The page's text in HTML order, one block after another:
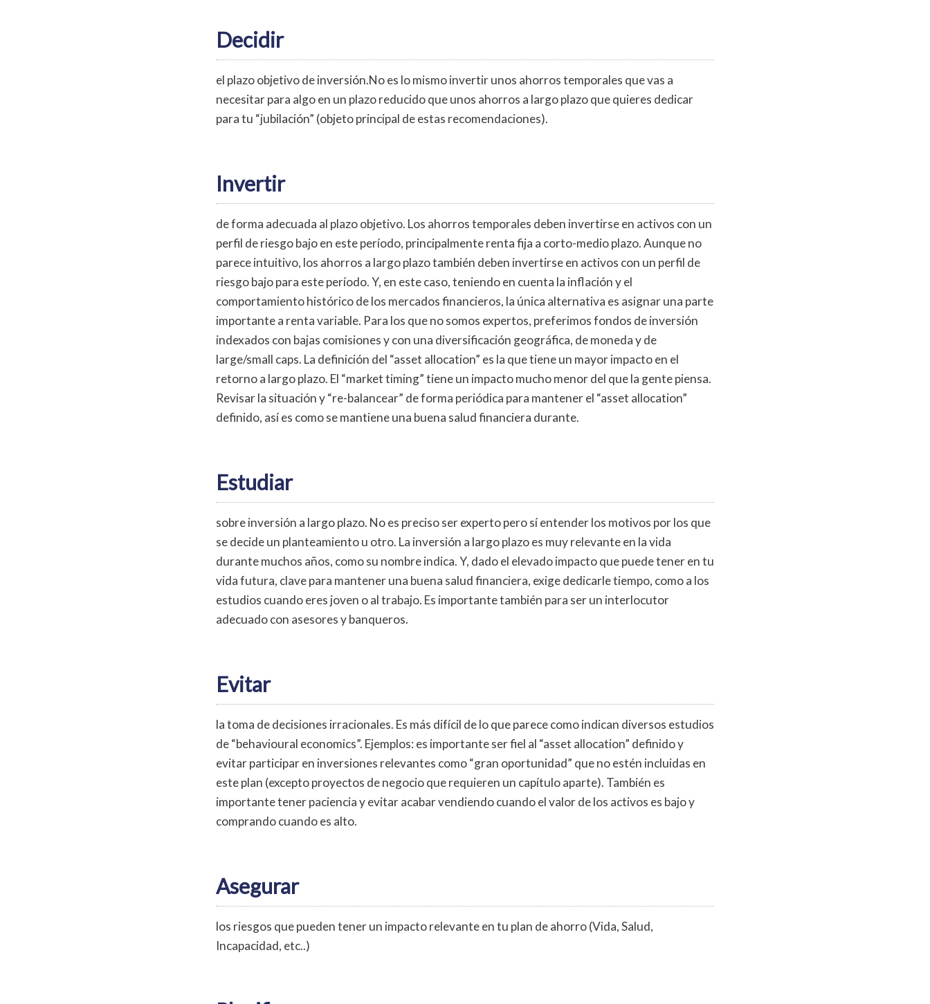
Decidir
el plazo objetivo de inversión.No es lo mismo invertir unos ahorros temporales que vas a
necesitar para algo en un plazo reducido que unos ahorros a largo plazo que quieres dedicar
para tu “jubilación” (objeto principal de estas recomendaciones).
Invertir
de forma adecuada al plazo objetivo. Los ahorros temporales deben invertirse en activos con un
perfil de riesgo bajo en este período, principalmente renta fija a corto-medio plazo. Aunque no
parece intuitivo, los ahorros a largo plazo también deben invertirse en activos con un perfil de
riesgo bajo para este período. Y, en este caso, teniendo en cuenta la inflación y el
comportamiento histórico de los mercados financieros, la única alternativa es asignar una parte
importante a renta variable. Para los que no somos expertos, preferimos fondos de inversión
indexados con bajas comisiones y con una diversificación geográfica, de moneda y de
large/small caps. La definición del “asset allocation” es la que tiene un mayor impacto en el
retorno a largo plazo. El “market timing” tiene un impacto mucho menor del que la gente piensa.
Revisar la situación y “re-balancear” de forma periódica para mantener el “asset allocation”
definido, así es como se mantiene una buena salud financiera durante.
Estudiar
sobre inversión a largo plazo. No es preciso ser experto pero sí entender los motivos por los que
se decide un planteamiento u otro. La inversión a largo plazo es muy relevante en la vida
durante muchos años, como su nombre indica. Y, dado el elevado impacto que puede tener en tu
vida futura, clave para mantener una buena salud financiera, exige dedicarle tiempo, como a los
estudios cuando eres joven o al trabajo. Es importante también para ser un interlocutor
adecuado con asesores y banqueros.
Evitar
la toma de decisiones irracionales. Es más difícil de lo que parece como indican diversos estudios
de “behavioural economics”. Ejemplos: es importante ser fiel al “asset allocation” definido y
evitar participar en inversiones relevantes como “gran oportunidad” que no estén incluidas en
este plan (excepto proyectos de negocio que requieren un capítulo aparte). También es
importante tener paciencia y evitar acabar vendiendo cuando el valor de los activos es bajo y
comprando cuando es alto.
Asegurar
los riesgos que pueden tener un impacto relevante en tu plan de ahorro (Vida, Salud,
Incapacidad, etc..)